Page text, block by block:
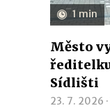
1 min
Město
Sídlišti
23. 7. 2026 ·